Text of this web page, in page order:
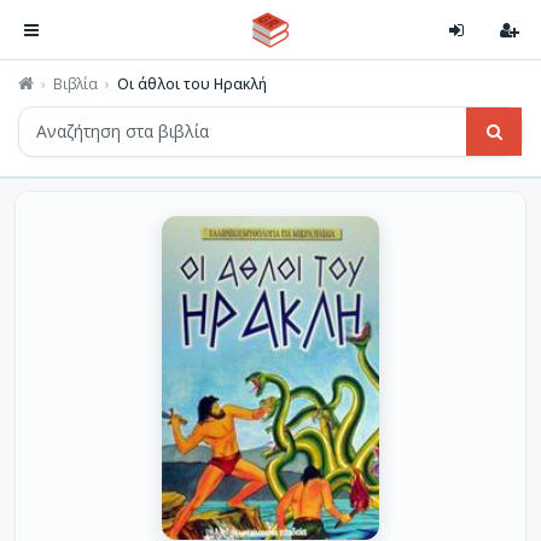
Βιβλία Οι άθλοι του Ηρακλή